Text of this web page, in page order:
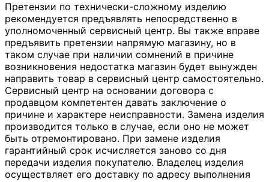
Претензии по технически-сложному изделию
рекомендуется предъявлять непосредственно в
уполномоченный сервисный центр. Вы также вправе
предъявить претензии напрямую магазину, но в
таком случае при наличии сомнений в причине
возникновения недостатка магазин будет вынужден
направить товар в сервисный центр самостоятельно.
Сервисный центр на основании договора с
продавцом компетентен давать заключение о
причине и характере неисправности. Замена изделия
производится только в случае, если оно не может
быть отремонтировано. При замене изделия
гарантийный срок исчисляется заново со дня
передачи изделия покупателю. Владелец изделия
осуществляет его доставку по адресу выполнения